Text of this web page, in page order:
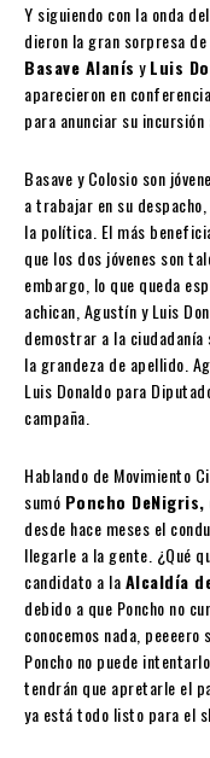
Y siguiendo con la onda
dieron la gran sorpresa
Basave Alanís yLuis
aparecieron en
para anunciar su incursión
Basave y Colosio son
a trabajar en su
la política. El más
que los dos jóvenes son
embargo, lo que queda
achican, Agustín y Luis
demostrar a la ciudadanía
la grandeza de apellido.
Luis Donaldo para
campaña.
Hablando de Movimiento
sumó Poncho DeNigris,
desde hace meses el
llegarle a la gente. ¿Qué
candidato a laAlcaldía
debido a que Poncho no
conocemos nada, peeeero
Poncho no puede
tendrán que apretarle el
ya está todo listo para el